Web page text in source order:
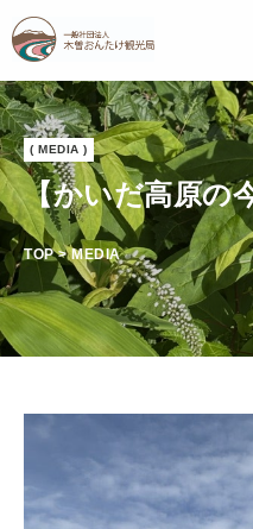
( MEDIA )
【かいだ高原の
TOP > MEDIA